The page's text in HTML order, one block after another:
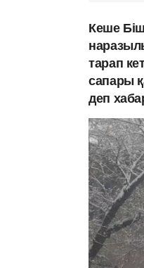
Кеше
тарап
сапары
деп